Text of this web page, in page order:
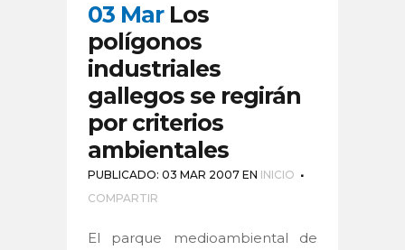
03 Mar Los
polígonos
industriales
gallegos se regirán
por criterios
ambientales
PUBLICADO: 03 MAR 2007 EN INICIO
COMPARTIR
El parque medioambiental de